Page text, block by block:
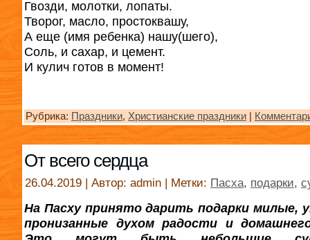
Гвозди, молотки, лопаты.
Творог, масло, простоквашу,
А еще (имя ребенка) нашу(шего),
Соль, и сахар, и цемент.
И кулич готов в момент!
Рубрика: Праздники, Христианские праздники
От всего сердца
26.04.2019 | Автор: admin | Метки: Пасха, подарки,
На Пасху принято дарить подарки милые,
пронизанные духом радости и